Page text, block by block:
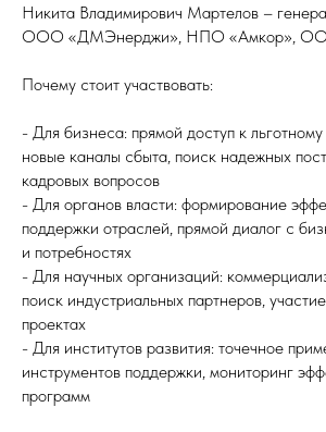
Никита Владимирович Мартелов –
ООО «ДМЭнерджи», НПО «Амкор»,
Почему стоит участвовать:
- Для бизнеса: прямой доступ к
новые каналы сбыта, поиск надежных
кадровых вопросов
- Для органов власти: формирование
поддержки отраслей, прямой диалог с
и потребностях
- Для научных организаций:
поиск индустриальных партнеров,
проектах
- Для институтов развития: точечное
инструментов поддержки, мониторинг
программ